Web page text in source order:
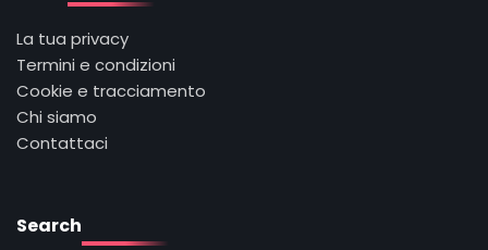
La tua privacy
Termini e condizioni
Cookie e tracciamento
Chi siamo
Contattaci
Search